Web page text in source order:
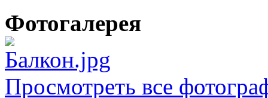
Фотогалерея
Просмотреть все